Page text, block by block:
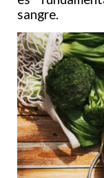
sangre.